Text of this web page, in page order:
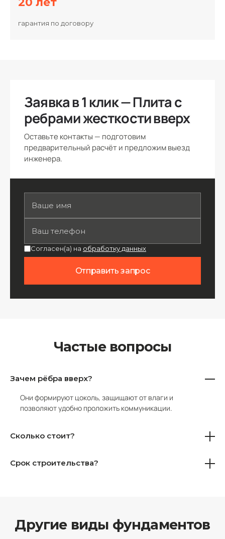
гарантия по договору
Заявка в 1 клик — Плита с
ребрами жесткости вверх
Оставьте контакты — подготовим
предварительный расчёт и предложим выезд
инженера.
Согласен(а) на обработку данных
Отправить запрос
Частые вопросы
Зачем рёбра вверх?
Они формируют цоколь, защищают от влаги и
позволяют удобно проложить коммуникации.
Сколько стоит?
Срок строительства?
Другие виды фундаментов